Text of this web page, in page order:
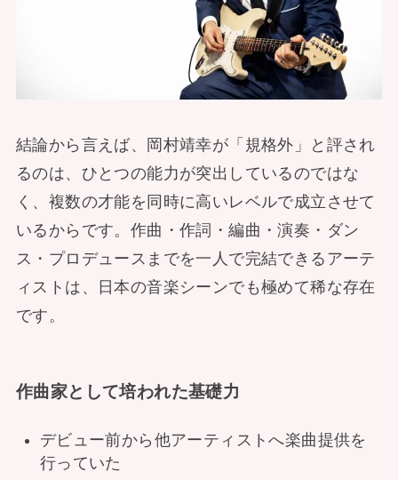
結論から言えば、岡村靖幸が「規格外」と評され
るのは、ひとつの能力が突出しているのではな
く、複数の才能を同時に高いレベルで成立させて
いるからです。作曲・作詞・編曲・演奏・ダン
ス・プロデュースまでを一人で完結できるアーテ
ィストは、日本の音楽シーンでも極めて稀な存在
です。
作曲家として培われた基礎力
デビュー前から他アーティストへ楽曲提供を
行っていた